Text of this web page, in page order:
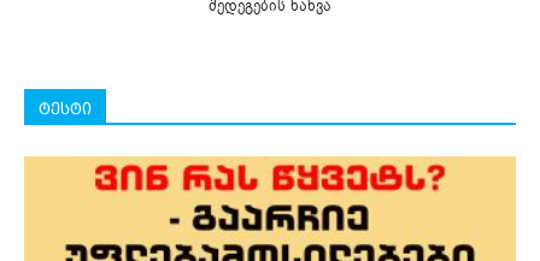
შედეგების ნახვა
ტესტი